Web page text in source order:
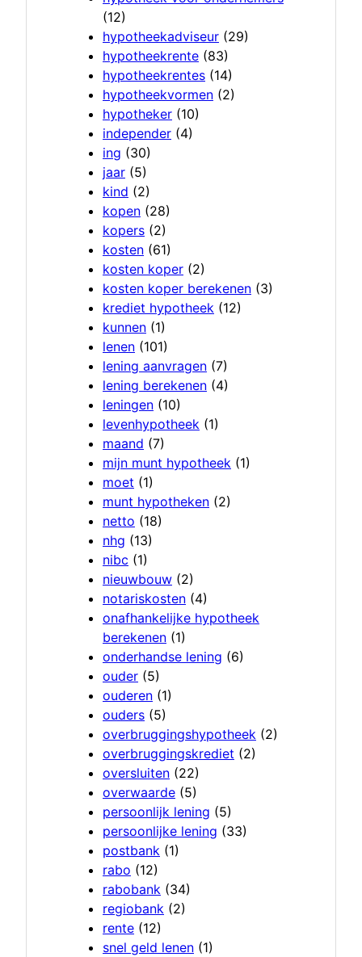
(12)
hypotheekadviseur (29)
hypotheekrente (83)
hypotheekrentes (14)
hypotheekvormen (2)
hypotheker (10)
independer (4)
ing (30)
jaar (5)
kind (2)
kopen (28)
kopers (2)
kosten (61)
kosten koper (2)
kosten koper berekenen (3)
krediet hypotheek (12)
kunnen (1)
lenen (101)
lening aanvragen (7)
lening berekenen (4)
leningen (10)
levenhypotheek (1)
maand (7)
mijn munt hypotheek (1)
moet (1)
munt hypotheken (2)
netto (18)
nhg (13)
nibc (1)
nieuwbouw (2)
notariskosten (4)
onafhankelijke hypotheek
berekenen (1)
onderhandse lening (6)
ouder (5)
ouderen (1)
ouders (5)
overbruggingshypotheek (2)
overbruggingskrediet (2)
oversluiten (22)
overwaarde (5)
persoonlijk lening (5)
persoonlijke lening (33)
postbank (1)
rabo (12)
rabobank (34)
regiobank (2)
rente (12)
snel geld lenen (1)